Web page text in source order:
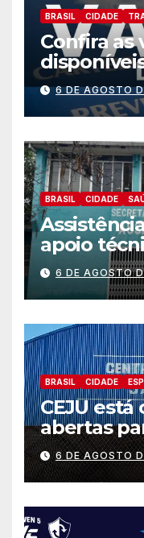
BRASIL CIDADE
Confira as
6 DE AGOSTO
BRASIL CIDADE
apoio
situações
6 DE AGOSTO
BRASIL CIDADE
CEJU está
abertas
gratuitas
6 DE AGOSTO